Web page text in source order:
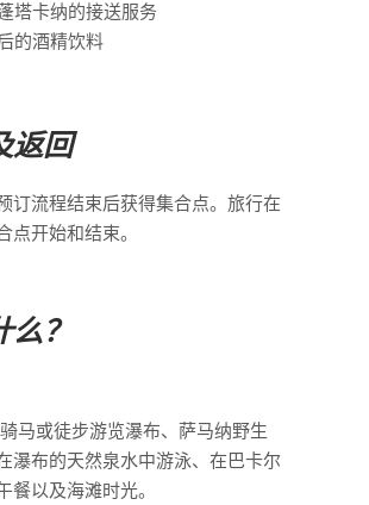
塔卡纳的接送服务
的酒精饮料
返回
订流程结束后获得集合点。旅行在
点开始和结束。
么？
马或徒步游览瀑布、萨马纳野生
瀑布的天然泉水中游泳、在巴卡尔
餐以及海滩时光。